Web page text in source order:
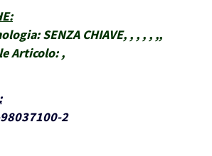
:
SENZA CHIAVE, , , , , ,,
Articolo: ,
2